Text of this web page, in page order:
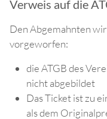
Verweis auf die
Den Abgemahnten
vorgeworfen:
die ATGB des
nicht abgebildet
Das Ticket ist zu
als dem